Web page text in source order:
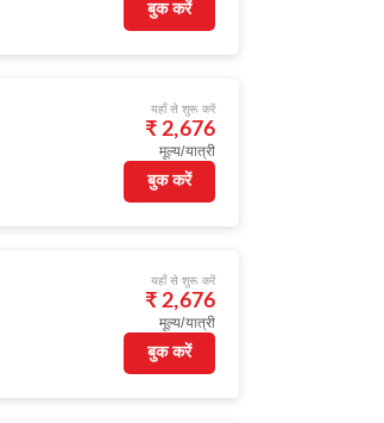
बुक करें
यहाँ से शुरू करें
₹ 2,676
मूल्य/यात्री
बुक करें
यहाँ से शुरू करें
₹ 2,676
मूल्य/यात्री
बुक करें